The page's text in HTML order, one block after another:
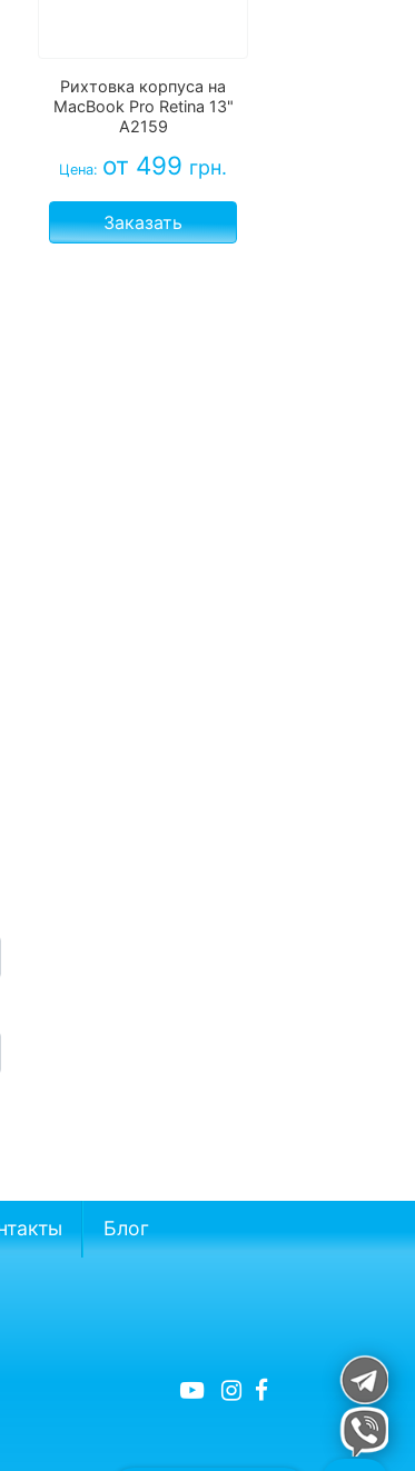
Рихтовка корпуса на
MacBook Pro Retina 13"
A2159
Цена: от 499 грн.
Заказать
Блог